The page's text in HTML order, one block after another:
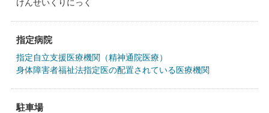
けんせいくりにっく
指定病院
指定自立支援医療機関（精神通院医療）
身体障害者福祉法指定医の配置されている医療機関
駐車場